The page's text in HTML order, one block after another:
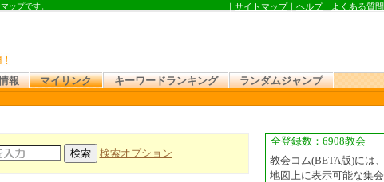
ップです。 ｜ サイトマップ｜ ヘルプ｜ よくある質問
報 マイリンク キーワードランキング ランダムジャンプ
検索オプション
全登録数：6908教会
教会コム(BETA版)には、
地図上に表示可能な集会